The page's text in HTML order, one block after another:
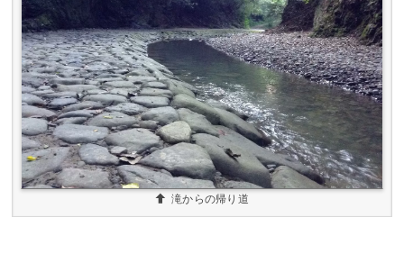
滝からの帰り道